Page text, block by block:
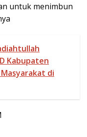
untuk menimbun
Kabupaten
di